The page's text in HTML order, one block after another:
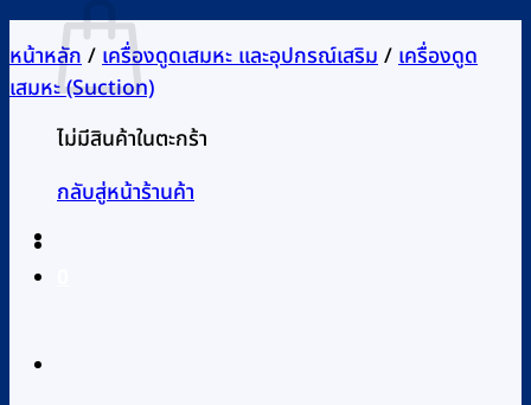
ไม่มีสินค้าในตะกร้า
กลับสู่หน้าร้านค้า
หน้าหลัก/เครื่องดูดเสมหะ และอุปกรณ์เสริม/เครื่องดูด
เสมหะ (Suction)